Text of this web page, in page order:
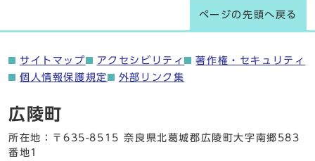
ページの先頭へ戻る
サイトマップ アクセシビリティ
著作権・セキュリティ
個人情報保護規定
外部リンク集
広陵町
所在地：〒635-8515 奈良県北葛城郡広陵町大字南郷583
番地1